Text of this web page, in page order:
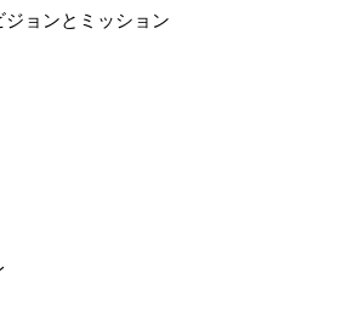
ジョンとミッション